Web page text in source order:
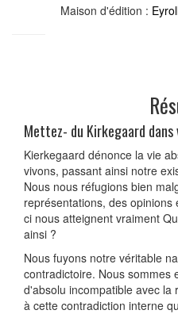
Maison d'édition :
Mettez- du Kirkegaard dans
Kierkegaard dénonce la vie
vivons, passant ainsi notre
Nous nous réfugions bien
représentations, des
ci nous atteignent vraiment
ainsi ?
Nous fuyons notre véritable
contradictoire. Nous sommes
d'absolu incompatible avec
à cette contradiction interne